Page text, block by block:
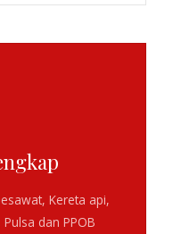
Kereta api,
dan PPOB